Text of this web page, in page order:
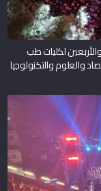
لكليات طب
والعلوم والتكنولوجيا